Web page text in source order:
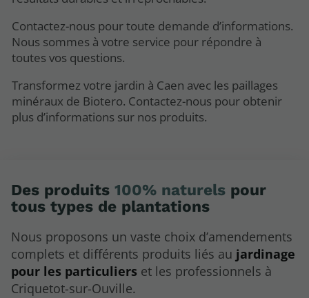
Contactez-nous pour toute demande d’informations.
Nous sommes à votre service pour répondre à
toutes vos questions.
Transformez votre jardin à Caen avec les paillages
minéraux de Biotero. Contactez-nous pour obtenir
plus d’informations sur nos produits.
Des produits 100% naturels pour
tous types de plantations
Nous proposons un vaste choix d’amendements
complets et différents produits liés au jardinage
pour les particuliers et les professionnels à
Criquetot-sur-Ouville.